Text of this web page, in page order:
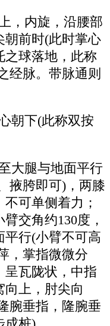
，内旋，沿腰部
朝前时(此时掌心
之球落地，此称
经脉。带脉通则
朝下(此称双按
大腿与地面平行
掖胯即可)，两膝
可单侧着力；
交角约130度，
平行(小臂不可高
，掌指微微分
呈瓦陇状，中指
上，肘尖向
腕垂指，隆腕垂